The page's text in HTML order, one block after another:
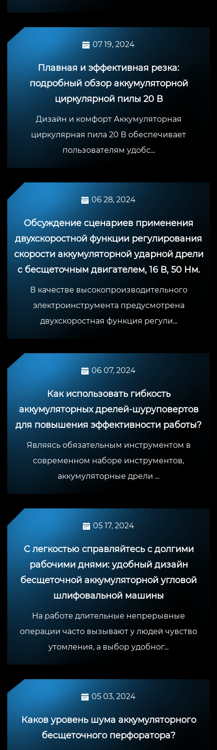
07 19, 2024
Плавная и эффективная резка:
подробный обзор аккумуляторной
циркулярной пилы 20 В
Дизайн и комфорт Аккумуляторная
циркулярная пила 20 В обеспечивает
пользователям удобс...
06 28, 2024
Обсуждение сценариев применения
двухскоростной функции регулирования
скорости аккумуляторной ударной дрели
с бесщеточным двигателем, 16 В, 50 Нм.
В качестве высокопроизводительного
электроинструмента предусмотрена
двухскоростная функция регули...
06 07, 2024
Как использовать гибкость
аккумуляторных дрелей-шуруповертов
для повышения эффективности работы?
Являясь обязательным инструментом в
современном наборе инструментов,
аккумуляторные дрели ...
05 17, 2024
С легкостью справляйтесь с долгими
рабочими днями: удобный дизайн
бесщеточной аккумуляторной угловой
шлифовальной машины
На работе длительные непрерывные
операции часто вызывают у людей чувство
утомления, а выбор удобног...
05 03, 2024
Каков уровень шума аккумуляторного
бесщеточного перфоратора?